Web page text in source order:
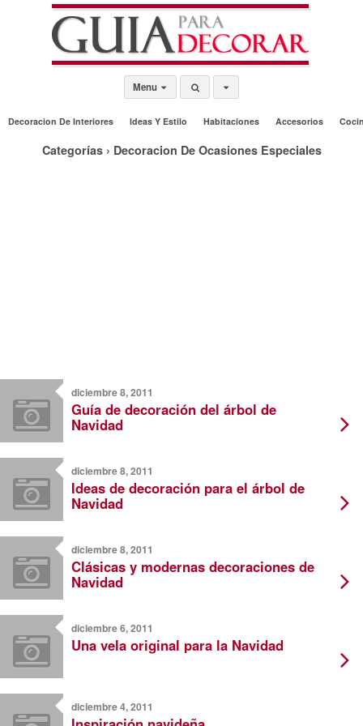
Menu
Decoracion De Interiores Ideas Y Estilo Habitaciones Accesorios
Categorías › Decoracion De Ocasiones Especiales
diciembre 8, 2011
Guía de decoración del árbol de
Navidad
diciembre 8, 2011
Ideas de decoración para el árbol de
Navidad
diciembre 8, 2011
Clásicas y modernas decoraciones de
Navidad
diciembre 6, 2011
Una vela original para la Navidad
diciembre 4, 2011